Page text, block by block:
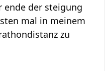
ende der steigung
mal in meinem
zu